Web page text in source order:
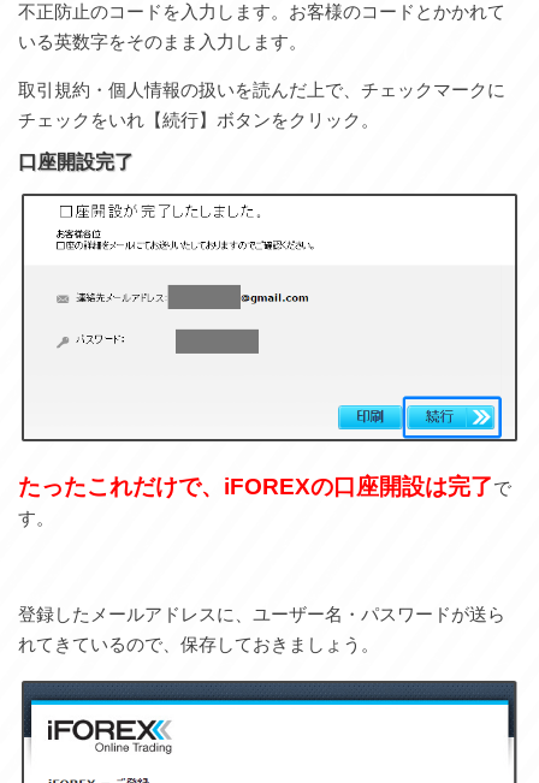
不正防止のコードを入力します。お客様のコードとかかれて
いる英数字をそのまま入力します。
取引規約・個人情報の扱いを読んだ上で、チェックマークに
チェックをいれ【続行】ボタンをクリック。
口座開設完了
たったこれだけで、iFOREXの口座開設は完了で
す。
登録したメールアドレスに、ユーザー名・パスワードが送ら
れてきているので、保存しておきましょう。